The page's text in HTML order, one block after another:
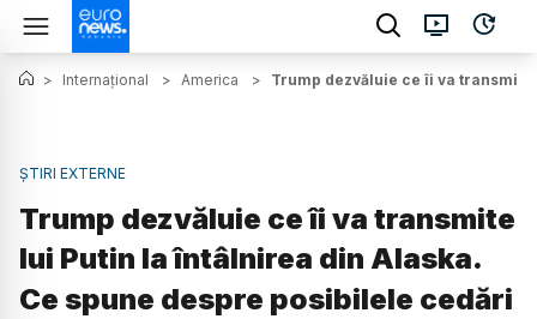
> Internațional > America > Trump dezvăluie ce îi va
ȘTIRI EXTERNE
Trump dezvăluie ce îi va transmite
lui Putin la întâlnirea din Alaska.
Ce spune despre posibilele cedări